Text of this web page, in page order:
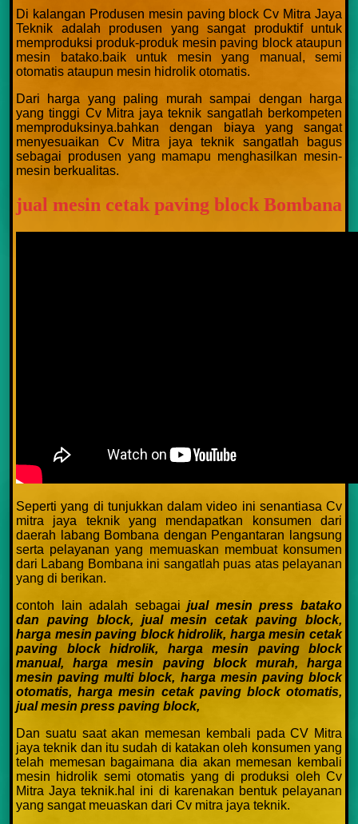
Di kalangan Produsen mesin paving block Cv Mitra Jaya
Teknik adalah produsen yang sangat produktif untuk
memproduksi produk-produk mesin paving block ataupun
mesin batako.baik untuk mesin yang manual, semi
otomatis ataupun mesin hidrolik otomatis.
Dari harga yang paling murah sampai dengan harga
yang tinggi Cv Mitra jaya teknik sangatlah berkompeten
memproduksinya.bahkan dengan biaya yang sangat
menyesuaikan Cv Mitra jaya teknik sangatlah bagus
sebagai produsen yang mamapu menghasilkan mesin-
mesin berkualitas.
jual mesin cetak paving block Bombana
Seperti yang di tunjukkan dalam video ini senantiasa Cv
mitra jaya teknik yang mendapatkan konsumen dari
daerah labang Bombana dengan Pengantaran langsung
serta pelayanan yang memuaskan membuat konsumen
dari Labang Bombana ini sangatlah puas atas pelayanan
yang di berikan.
contoh lain adalah sebagaijual mesin press batako
dan paving block, jual mesin cetak paving block,
harga mesin paving block hidrolik, harga mesin cetak
paving block hidrolik, harga mesin paving block
manual,harga mesin paving block murah,harga
mesin paving multi block, harga mesin paving block
otomatis,harga mesin cetak paving block otomatis,
jual mesin press paving block,
Dan suatu saat akan memesan kembali pada CV Mitra
jaya teknik dan itu sudah di katakan oleh konsumen yang
telah memesan bagaimana dia akan memesan kembali
mesin hidrolik semi otomatis yang di produksi oleh Cv
Mitra Jaya teknik.hal ini di karenakan bentuk pelayanan
yang sangat meuaskan dari Cv mitra jaya teknik.